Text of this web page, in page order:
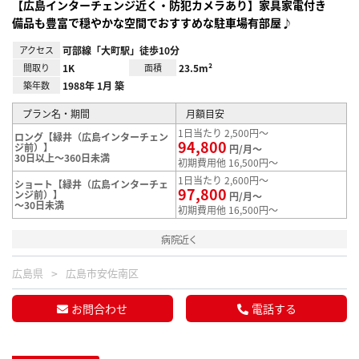
【広島インターチェンジ近く・防犯カメラあり】家具家電付き
備品も豊富で穏やかな空間でおすすめな駐車場有部屋♪
アクセス 可部線「大町駅」徒歩10分
間取り 1K 面積 23.5m²
築年数 1988年 1月 築
プラン名・期間
月額目安
ロング【緑井（広島インターチェン
ジ前）】
30日以上～360日未満
1日当たり 2,500円～
94,800 円/月～
初期費用他 16,500円～
ショート【緑井（広島インターチェ
ンジ前）】
～30日未満
1日当たり 2,600円～
97,800 円/月～
初期費用他 16,500円～
病院近く
広島県 広島市安佐南区
お問合わせ 電話する